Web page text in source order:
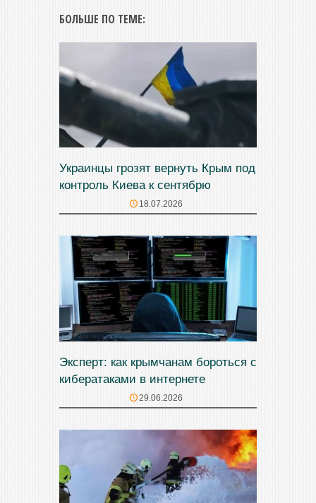
БОЛЬШЕ ПО ТЕМЕ:
Украинцы грозят вернуть Крым под
контроль Киева к сентябрю
18.07.2026
Эксперт: как крымчанам бороться с
кибератаками в интернете
29.06.2026